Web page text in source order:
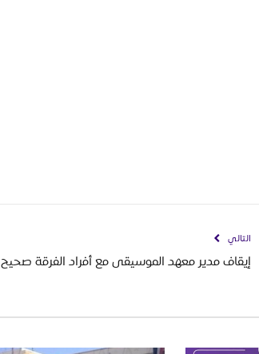
التالي
إيقاف مدير معهد الموسيقى مع أفراد الفرقة صحيح